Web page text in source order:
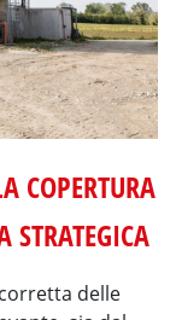
COPERTURA
STRATEGICA
delle